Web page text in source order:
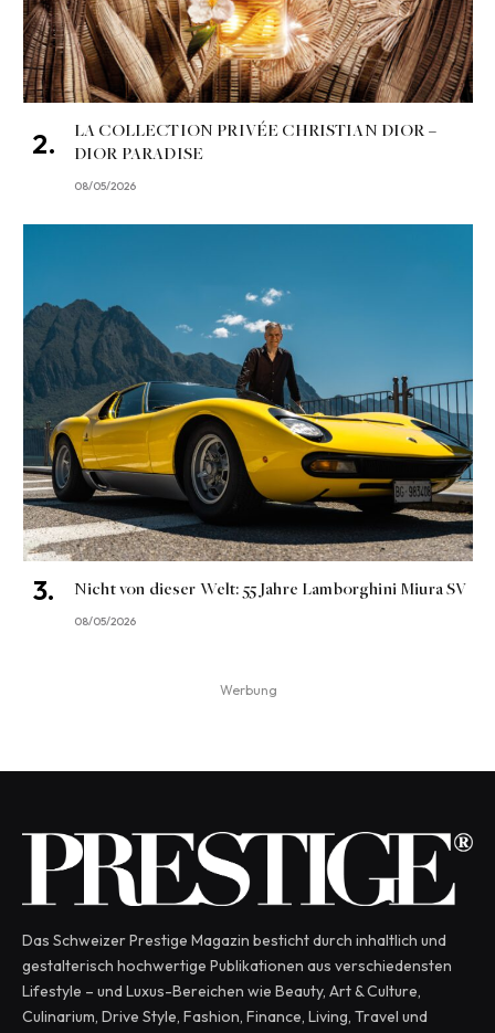
LA COLLECTION PRIVÉE CHRISTIAN DIOR –
DIOR PARADISE
08/05/2026
Nicht von dieser Welt: 55 Jahre Lamborghini Miura SV
08/05/2026
Werbung
Das Schweizer Prestige Magazin besticht durch inhaltlich und
gestalterisch hochwertige Publikationen aus verschiedensten
Lifestyle – und Luxus-Bereichen wie Beauty, Art & Culture,
Culinarium, Drive Style, Fashion, Finance, Living, Travel und